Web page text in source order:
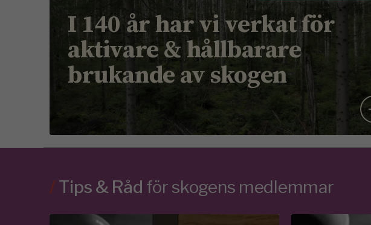
I 140 år har vi verkat för
aktivare & hållbarare
brukande av skogen
/ Tips & Råd för skogens medlemmar